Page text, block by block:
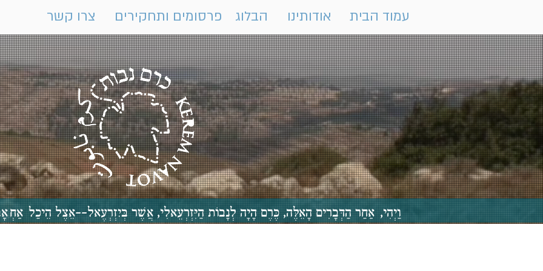
צרו קשר פרסומים ותחקירים הבלוג אודותינו עמוד הבית
וַיְהִי, אַחַר הַדְּבָרִים הָאֵלֶּה, כֶּרֶם הָיָה לְנָבוֹת הַיִּזְרְעֵאלִי, אֲשֶׁר בְּיִזְרְעֶאל--אֵצֶל